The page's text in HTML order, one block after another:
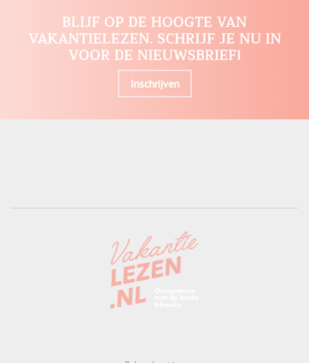
BLIJF OP DE HOOGTE VAN
VAKANTIELEZEN. SCHRIJF JE NU IN
VOOR DE NIEUWSBRIEF!
Inschrijven